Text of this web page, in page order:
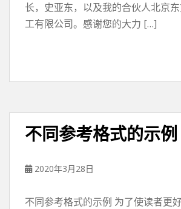
长，史亚东，以及我的合伙人北京
工有限公司。感谢您的大力 […]
不同参考格式的示例
2020年3月28日
不同参考格式的示例 为了使读者更